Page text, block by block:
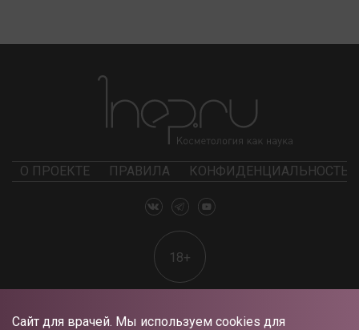
Сайт для врачей. Мы используем cookies для
О ПРОЕКТЕ ПРАВИЛА КОНФИДЕНЦИАЛЬНОСТЬ
18+